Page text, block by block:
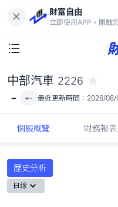
財富自由
立即使用APP，開啟
中部汽車 2226
- - 最近更新時間： 2026/08/
個股概覽 財務報表
歷史分析
日線